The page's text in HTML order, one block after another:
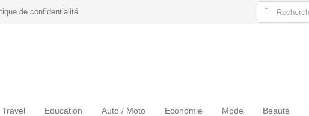
de confidentialité Rechercher :
Travel Education Auto / Moto Economie Mode Beauté